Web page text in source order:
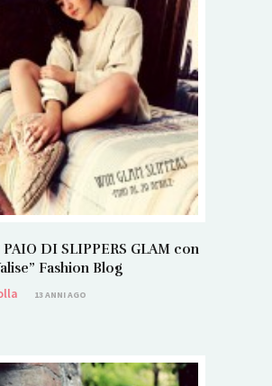
DI SLIPPERS GLAM con
Fashion Blog
13 ANNI AGO